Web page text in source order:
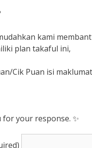
kami
plan takaful ini,
Cik Puan isi
your response. ✨